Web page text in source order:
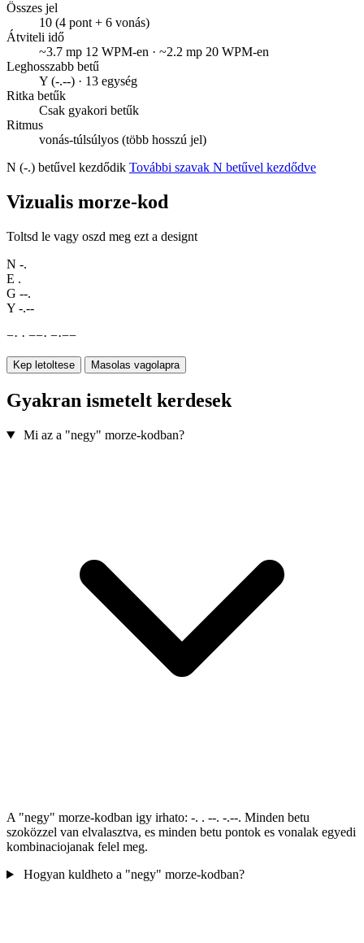
Összes jel
10 (4 pont + 6 vonás)
Átviteli idő
~3.7 mp 12 WPM-en · ~2.2 mp 20 WPM-en
Leghosszabb betű
Y (-.--) · 13 egység
Ritka betűk
Csak gyakori betűk
Ritmus
vonás-túlsúlyos (több hosszú jel)
N (-.) betűvel kezdődik További szavak N betűvel kezdődve
Vizualis morze-kod
Toltsd le vagy oszd meg ezt a designt
N -.
E .
G --.
Y -.--
−· · −−· −·−−
Kep letoltese Masolas vagolapra
Gyakran ismetelt kerdesek
Mi az a "negy" morze-kodban?
A "negy" morze-kodban igy irhato: -. . --. -.--. Minden betu
szoközzel van elvalasztva, es minden betu pontok es vonalak egyedi
kombinaciojanak felel meg.
Hogyan kuldheto a "negy" morze-kodban?